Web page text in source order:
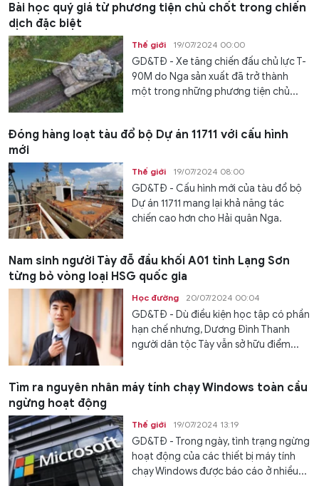
Bài học quý giá từ phương tiện chủ chốt trong chiến
dịch đặc biệt
Thế giới 19/07/2024 00:00
GD&TĐ - Xe tăng chiến đấu chủ lực T-
90M do Nga sản xuất đã trở thành
một trong những phương tiện chủ...
Đóng hàng loạt tàu đổ bộ Dự án 11711 với cấu hình
mới
Thế giới 19/07/2024 08:00
GD&TĐ - Cấu hình mới của tàu đổ bộ
Dự án 11711 mang lại khả năng tác
chiến cao hơn cho Hải quân Nga.
Nam sinh người Tày đỗ đầu khối A01 tỉnh Lạng Sơn
từng bỏ vòng loại HSG quốc gia
Học đường 20/07/2024 00:04
GD&TĐ - Dù điều kiện học tập có phần
hạn chế nhưng, Dương Đình Thanh
người dân tộc Tày vẫn sở hữu điểm...
Tìm ra nguyên nhân máy tính chạy Windows toàn cầu
ngừng hoạt động
Thế giới 19/07/2024 13:19
GD&TĐ - Trong ngày, tình trạng ngừng
hoạt động của các thiết bị máy tính
chạy Windows được báo cáo ở nhiều...